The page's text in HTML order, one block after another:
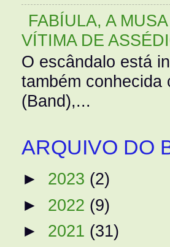
FABÍULA, A
VÍTIMA DE
O escândalo está
também conhecida
(Band),...
ARQUIVO DO
► 2023 (2)
► 2022 (9)
► 2021 (31)